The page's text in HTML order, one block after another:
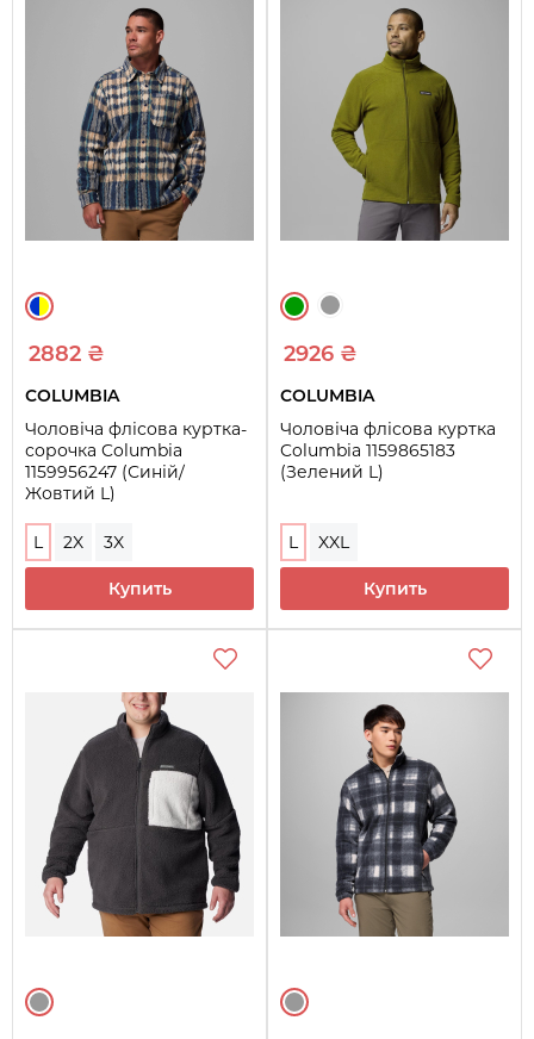
2882 ₴
COLUMBIA
Чоловіча флісова куртка-
сорочка Columbia
1159956247 (Синій/
Жовтий L)
L 2X 3X
Купить
2926 ₴
COLUMBIA
Чоловіча флісова куртка
Columbia 1159865183
(Зелений L)
L XXL
Купить